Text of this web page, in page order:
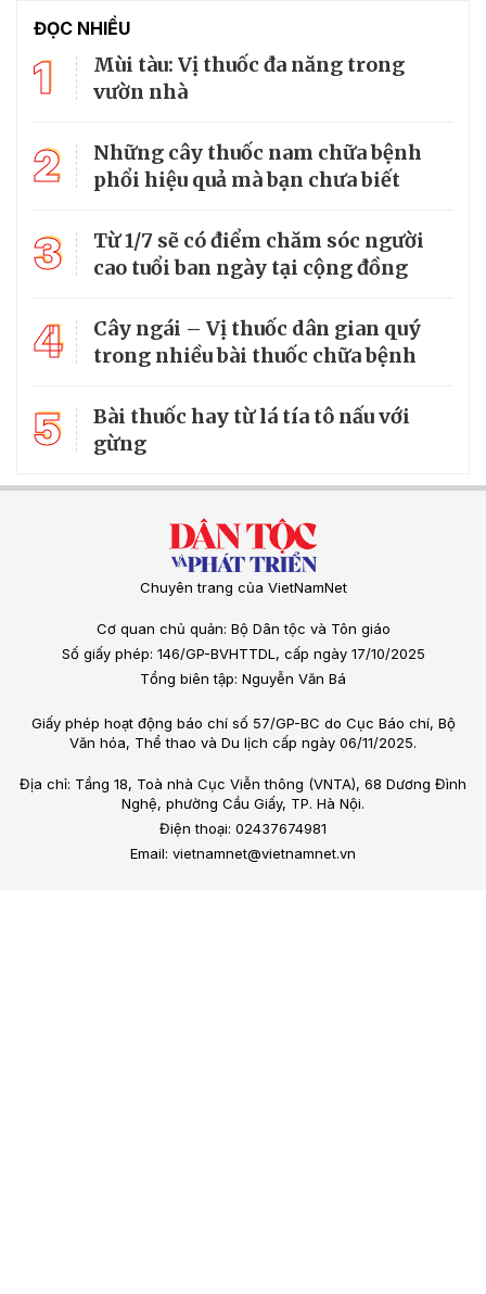
ĐỌC NHIỀU
1
Mùi tàu: Vị thuốc đa năng trong
vườn nhà
2
Những cây thuốc nam chữa bệnh
phổi hiệu quả mà bạn chưa biết
3
Từ 1/7 sẽ có điểm chăm sóc người
cao tuổi ban ngày tại cộng đồng
4
Cây ngái – Vị thuốc dân gian quý
trong nhiều bài thuốc chữa bệnh
5
Bài thuốc hay từ lá tía tô nấu với
gừng
Chuyên trang của VietNamNet
Cơ quan chủ quản: Bộ Dân tộc và Tôn giáo
Số giấy phép: 146/GP-BVHTTDL, cấp ngày 17/10/2025
Tổng biên tập: Nguyễn Văn Bá
Giấy phép hoạt động báo chí số 57/GP-BC do Cục Báo chí, Bộ
Văn hóa, Thể thao và Du lịch cấp ngày 06/11/2025.
Địa chỉ: Tầng 18, Toà nhà Cục Viễn thông (VNTA), 68 Dương Đình
Nghệ, phường Cầu Giấy, TP. Hà Nội.
Điện thoại: 02437674981
Email: vietnamnet@vietnamnet.vn